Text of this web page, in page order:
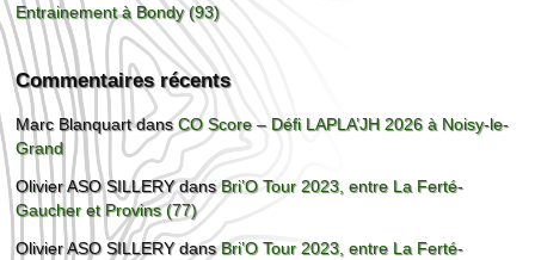
Entrainement à Bondy (93)
Commentaires récents
Marc BlanquartdansCO Score – Défi LAPLA’JH 2026 à Noisy-le-
Grand
Olivier ASO SILLERYdansBri’O Tour 2023, entre La Ferté-
Gaucher et Provins (77)
Olivier ASO SILLERYdansBri’O Tour 2023, entre La Ferté-